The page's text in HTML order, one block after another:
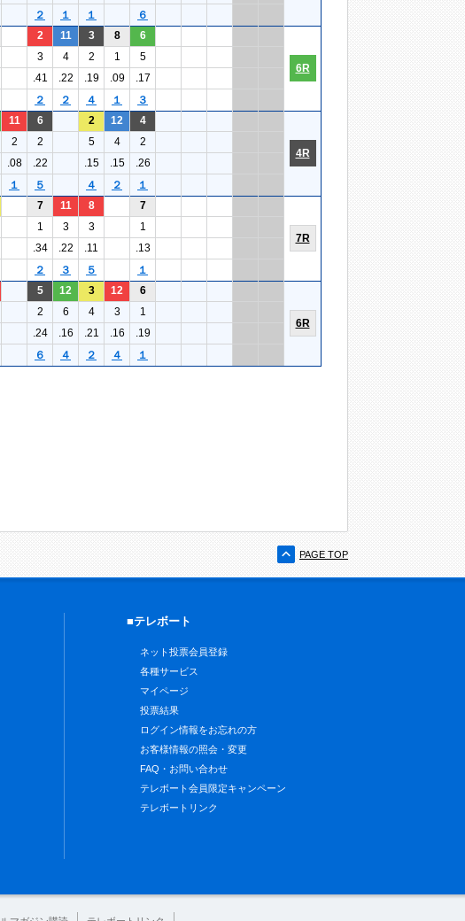
２ １ １ ６
2 11 3 8 6
6R
3 4 2 1
5
.41 .22 .19 .09
.17
２ ２ ４ １ ３
11 6 2 12 4
4R
2 2 5 4
2
.08 .22 .15 .15
.26
１ ５ ４ ２ １
7 11 8 7
7R
1 3 3
1
.34 .22 .11
.13
２ ３ ５ １
5 12 3 12 6
6R
2 6 4 3
1
.24 .16 .21 .16
.19
６ ４ ２ ４ １
PAGE TOP
■テレボート
ネット投票会員登録
各種サービス
マイページ
投票結果
ログイン情報をお忘れの方
お客様情報の照会・変更
FAQ・お問い合わせ
テレボート会員限定キャンペーン
テレボートリンク